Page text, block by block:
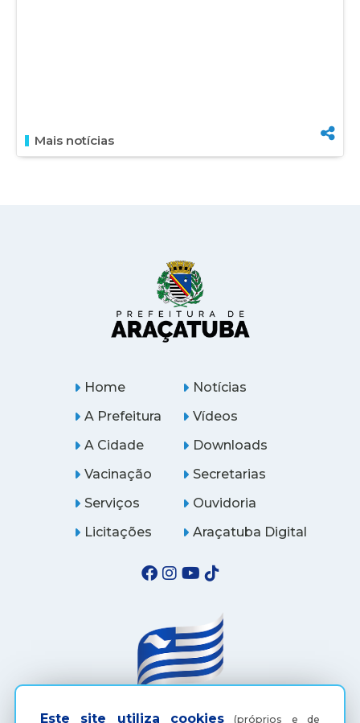
Mais notícias
Este site utiliza cookies (próprios e de
Home
A Prefeitura
A Cidade
Notícias
Vídeos
Downloads
Vacinação
Serviços
Licitações
Secretarias
Ouvidoria
Araçatuba Digital